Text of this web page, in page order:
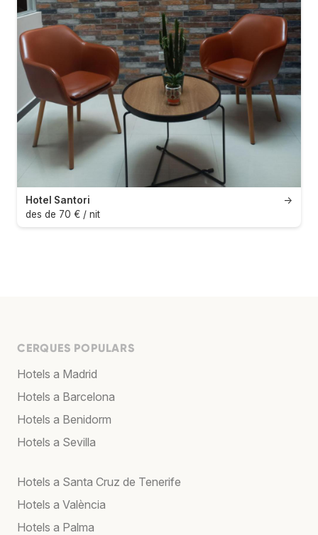
→
Hotel Santori
des de 70 € / nit
CERQUES POPULARS
Hotels a Madrid
Hotels a Barcelona
Hotels a Benidorm
Hotels a Sevilla
Hotels a Santa Cruz de Tenerife
Hotels a València
Hotels a Palma